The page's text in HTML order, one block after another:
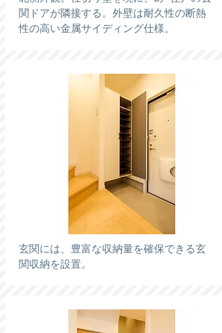
関ドアが隣接する。外壁は耐久性の断熱
性の高い金属サイディング仕様。
玄関には、豊富な収納量を確保できる玄
関収納を設置。